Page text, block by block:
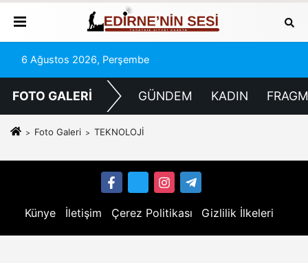
6 Ağustos 2026, Perşembe
FOTO GALERİ GÜNDEM KADIN
Foto Galeri TEKNOLOJİ
Künye İletişim Çerez Politikası Gizlilik İlkeleri